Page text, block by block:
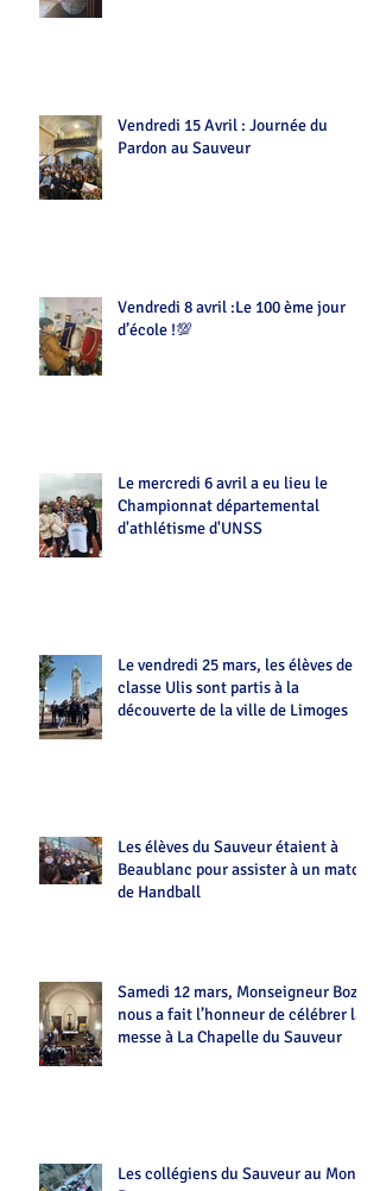
Vendredi 15 Avril : Journée du
Pardon au Sauveur
Vendredi 8 avril :Le 100 ème jour
d’école !💯
Le mercredi 6 avril a eu lieu le
Championnat départemental
d'athlétisme d'UNSS
Le vendredi 25 mars, les élèves de la
classe Ulis sont partis à la
découverte de la ville de Limoges
Les élèves du Sauveur étaient à
Beaublanc pour assister à un match
de Handball
Samedi 12 mars, Monseigneur Bozo
nous a fait l’honneur de célébrer la
messe à La Chapelle du Sauveur
Les collégiens du Sauveur au Mont-